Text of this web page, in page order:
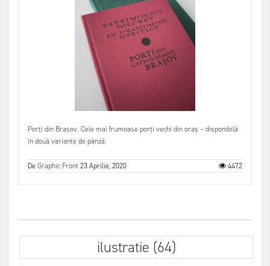
Porți din Brașov. Cele mai frumoase porți vechi din oraș – disponibilă
în două variante de pânză.
DeGraphic Front23 Aprilie, 2020 4472
ilustratie (64)